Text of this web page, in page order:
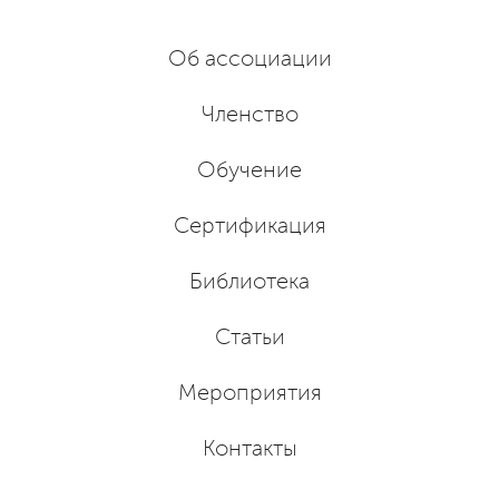
Об ассоциации
Членство
Обучение
Сертификация
Библиотека
Статьи
Мероприятия
Контакты